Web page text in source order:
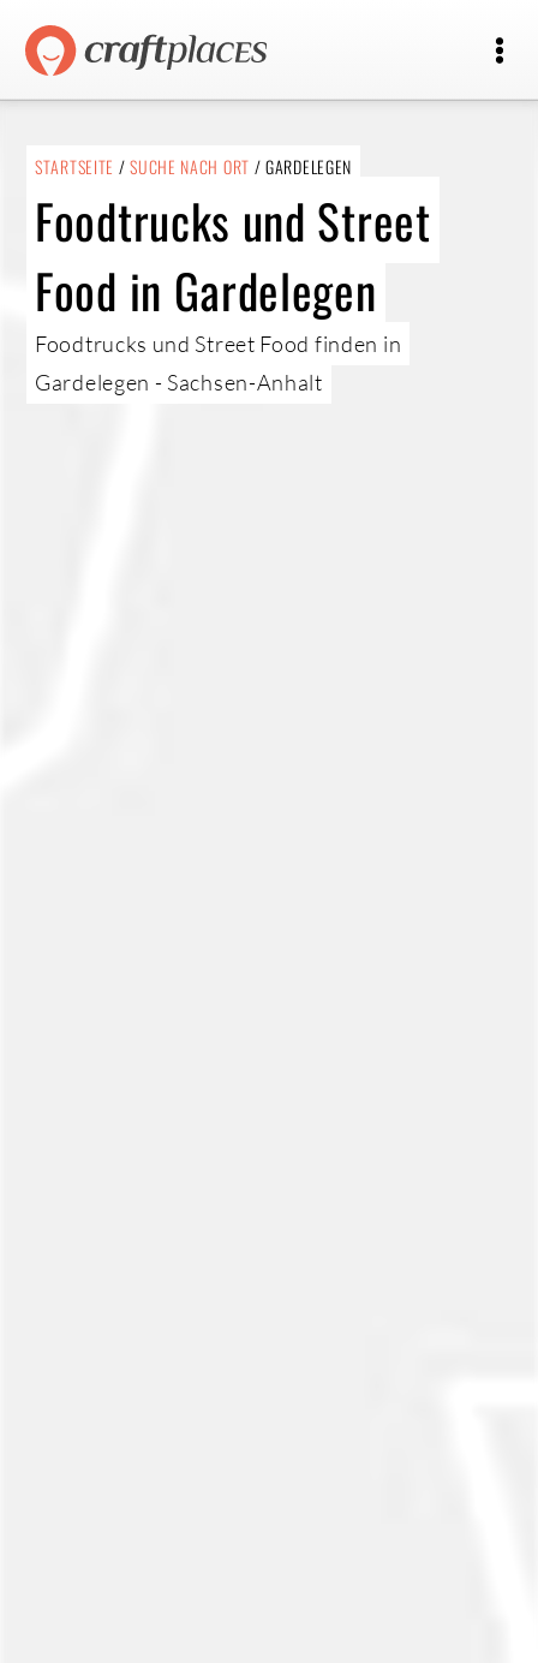
STARTSEITE /SUCHE NACH ORT / GARDELEGEN
Foodtrucks und Street
Food in Gardelegen
Foodtrucks und Street Food finden in
Gardelegen - Sachsen-Anhalt